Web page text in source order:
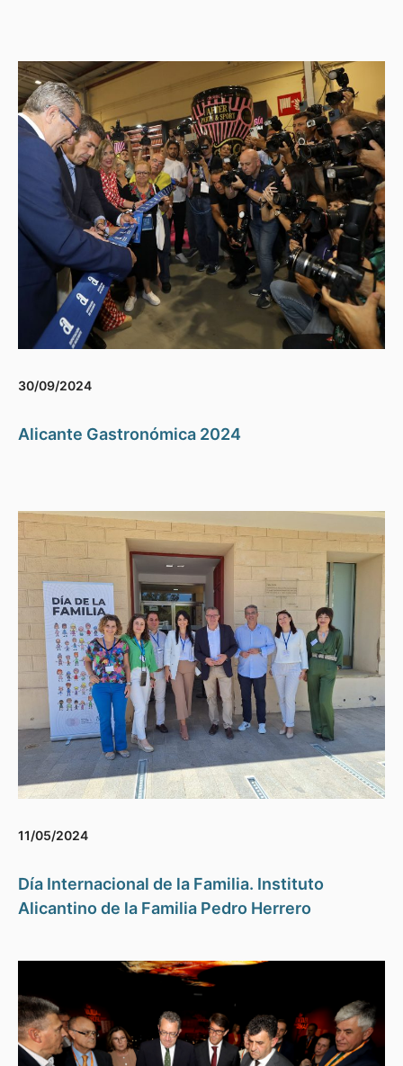
30/09/2024
Alicante Gastronómica 2024
11/05/2024
Día Internacional de la Familia. Instituto
Alicantino de la Familia Pedro Herrero